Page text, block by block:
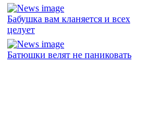
Бабушка вам кланяется и всех
целует
Батюшки велят не паниковать